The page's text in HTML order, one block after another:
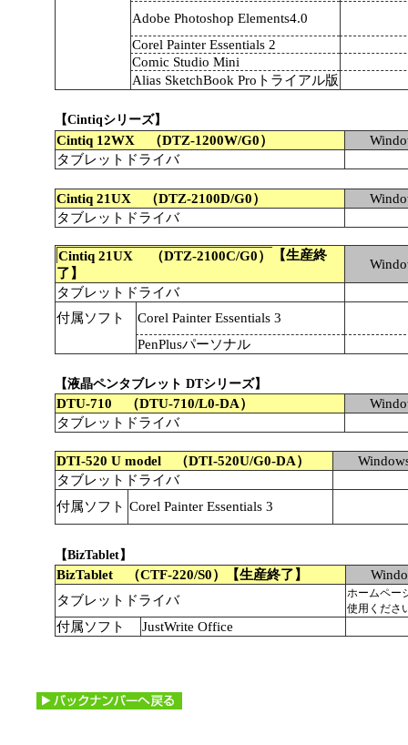
Adobe Photoshop Elements4.0
Corel Painter Essentials 2
Comic Studio Mini
Alias SketchBook Proトライアル版
【Cintiqシリーズ】
Cintiq 12WX （DTZ-1200W/G0）
タブレットドライバ
Cintiq 21UX （DTZ-2100D/G0）
タブレットドライバ
Cintiq 21UX （DTZ-2100C/G0）
【生産終
了】
タブレットドライバ
付属ソフト
Corel Painter Essentials 3
PenPlusパーソナル
【液晶ペンタブレット DTシリーズ】
DTU-710 （DTU-710/L0-DA）
タブレットドライバ
DTI-520 U model （DTI-520U/G0-DA）
タブレットドライバ
付属ソフト Corel Painter Essentials 3
【BizTablet】
BizTablet （CTF-220/S0）【生産終了】
タブレットドライバ
ホームペー
使用くださ
付属ソフト JustWrite Office